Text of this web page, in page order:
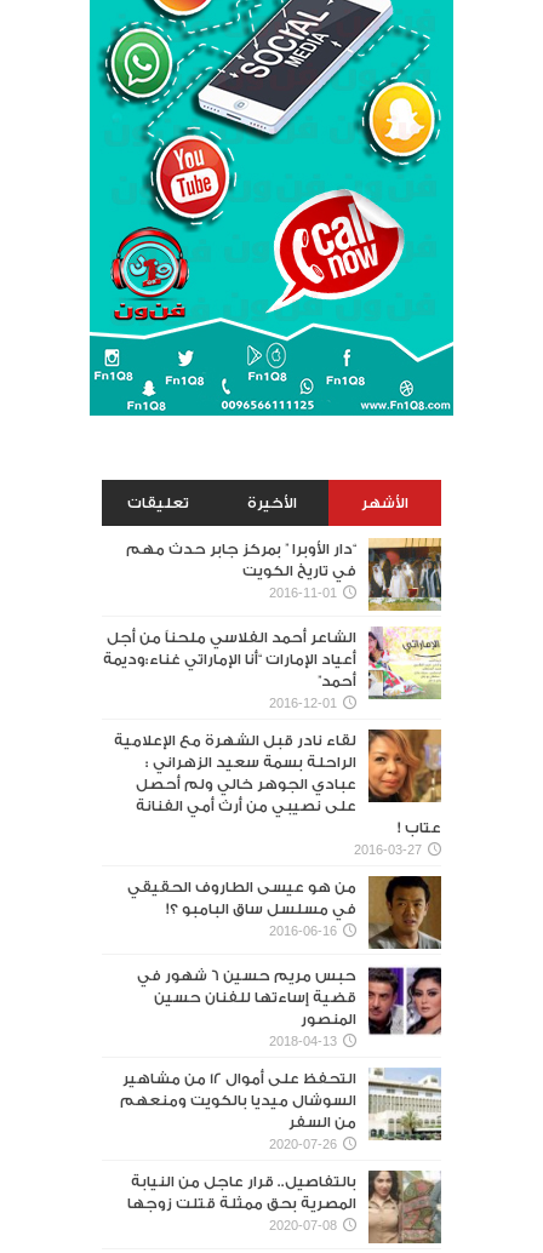
الأشهر الأخيرة تعليقات
“دار الأوبرا ” بمركز جابر حدث مهم
في تاريخ الكويت
2016-11-01
الشاعر أحمد الفلاسي ملحناً من أجل
أعياد الإمارات “أنا الإماراتي غناء:وديمة
أحمد”
2016-12-01
لقاء نادر قبل الشهرة مع الإعلامية
الراحلة بسمة سعيد الزهراني :
عبادي الجوهر خالي ولم أحصل
على نصيبي من أرث أمي الفنانة
عتاب !
2016-03-27
من هو عيسى الطاروف الحقيقي
في مسلسل ساق البامبو ؟!
2016-06-16
حبس مريم حسين 6 شهور في
قضية إساءتها للفنان حسين
المنصور‎
2018-04-13
التحفظ على أموال 12 من مشاهير
السوشال ميديا بالكويت ومنعهم
من السفر
2020-07-26
بالتفاصيل.. قرار عاجل من النيابة
المصرية بحق ممثلة قتلت زوجها
2020-07-08